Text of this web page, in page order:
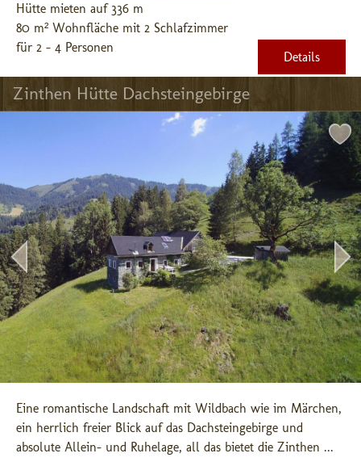
Hütte mieten auf 336 m
80 m² Wohnfläche mit 2 Schlafzimmer
für 2 - 4 Personen
Details
Zinthen Hütte Dachsteingebirge
Eine romantische Landschaft mit Wildbach wie im Märchen,
ein herrlich freier Blick auf das Dachsteingebirge und
absolute Allein- und Ruhelage, all das bietet die Zinthen ...